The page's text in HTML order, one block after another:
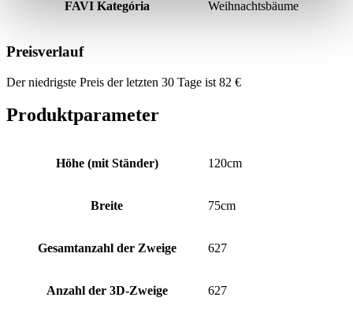
FAVI Kategória Weihnachtsbäume
Preisverlauf
Der niedrigste Preis der letzten 30 Tage ist 82 €
Produktparameter
Höhe (mit Ständer) 120cm
Breite 75cm
Gesamtanzahl der Zweige 627
Anzahl der 3D-Zweige 627